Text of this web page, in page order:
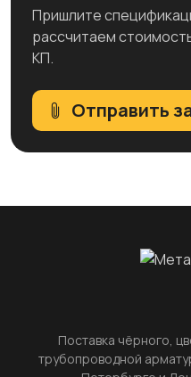
Пришлите
рассчитаем
КП.
Отправить
Поставка чёрного,
трубопроводной